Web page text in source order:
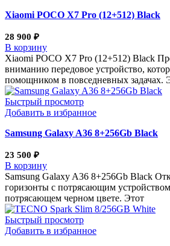
Xiaomi POCO X7 Pro (12+512) Black
28 900 ₽
В корзину
Xiaomi POCO X7 Pro (12+512) Black
вниманию передовое устройство,
помощником в повседневных задачах.
Быстрый просмотр
Добавить в избранное
Samsung Galaxy A36 8+256Gb Black
23 500 ₽
В корзину
Samsung Galaxy A36 8+256Gb Black
горизонты с потрясающим
потрясающем черном цвете. Этот
Быстрый просмотр
Добавить в избранное